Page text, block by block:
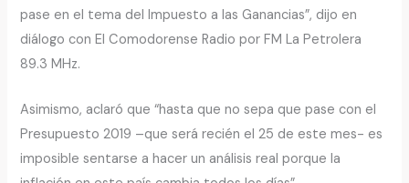
pase en el tema del Impuesto a las Ganancias”, dijo en
diálogo con El Comodorense Radio por FM La Petrolera
89.3 MHz.
Asimismo, aclaró que “hasta que no sepa que pase con el
Presupuesto 2019 –que será recién el 25 de este mes- es
imposible sentarse a hacer un análisis real porque la